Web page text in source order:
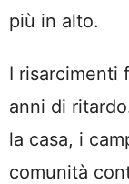
più in alto.
I risarcimenti
anni di
la casa, i
comunità